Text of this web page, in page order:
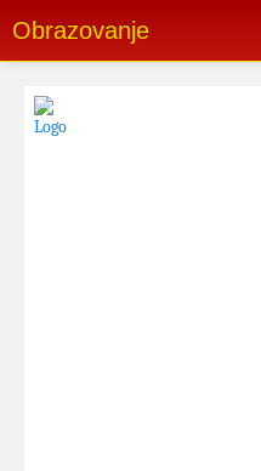
Obrazovanje
Skorašnji oglasi